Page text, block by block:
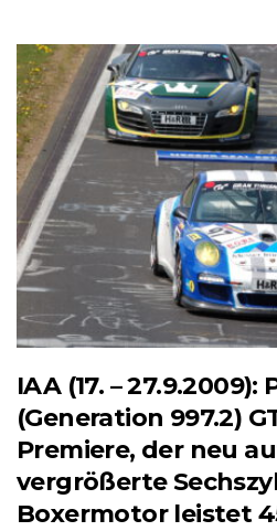
IAA (17. – 27.9.2009):
(Generation 997.2)
Premiere, der neu
vergrößerte
Boxermotor leistet